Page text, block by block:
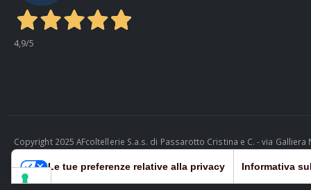
4,9/5
Copyright 2025 AFcoltellerie S.a.s. di Passarotto Cristina e C. - via
Cosmobile Srl
Le tue preferenze relative alla privacy Informativa